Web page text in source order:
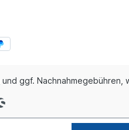
und ggf. Nachnahmegebühren,